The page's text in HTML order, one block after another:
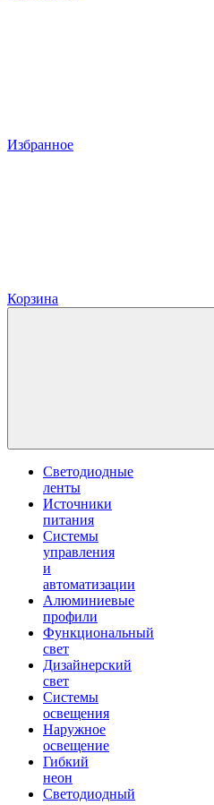
Избранное
Корзина
Светодиодные
ленты
Источники
питания
Системы
управления
и
автоматизации
Алюминиевые
профили
Функциональный
свет
Дизайнерский
свет
Системы
освещения
Наружное
освещение
Гибкий
неон
Светодиодный